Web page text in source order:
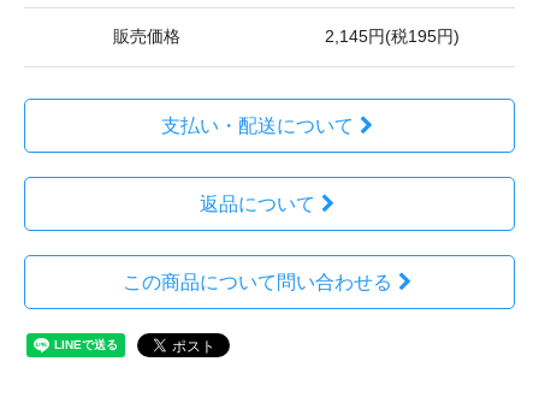
販売価格 2,145円(税195円)
支払い・配送について
返品について
この商品について問い合わせる